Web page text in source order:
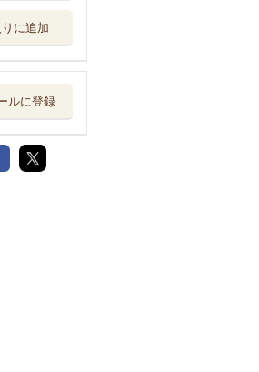
に追加
ルに登録